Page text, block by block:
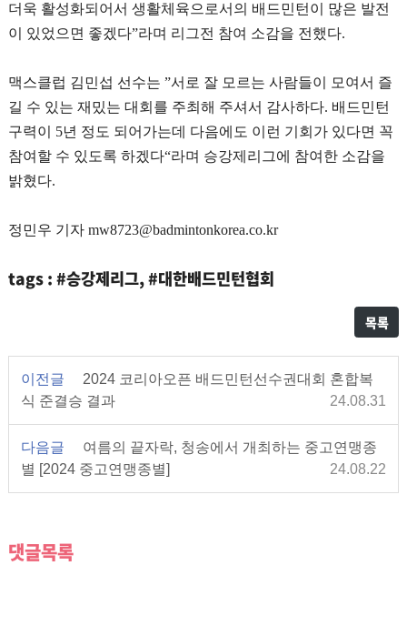
더욱 활성화되어서 생활체육으로서의 배드민턴이 많은 발전
이 있었으면 좋겠다”라며 리그전 참여 소감을 전했다.
맥스클럽 김민섭 선수는 ”서로 잘 모르는 사람들이 모여서 즐
길 수 있는 재밌는 대회를 주최해 주셔서 감사하다. 배드민턴
구력이 5년 정도 되어가는데 다음에도 이런 기회가 있다면 꼭
참여할 수 있도록 하겠다“라며 승강제리그에 참여한 소감을
밝혔다.
정민우 기자 mw8723@badmintonkorea.co.kr
tags : #승강제리그, #대한배드민턴협회
목록
이전글
2024 코리아오픈 배드민턴선수권대회 혼합복
식 준결승 결과
24.08.31
다음글
여름의 끝자락, 청송에서 개최하는 중고연맹종
별 [2024 중고연맹종별]
24.08.22
댓글목록